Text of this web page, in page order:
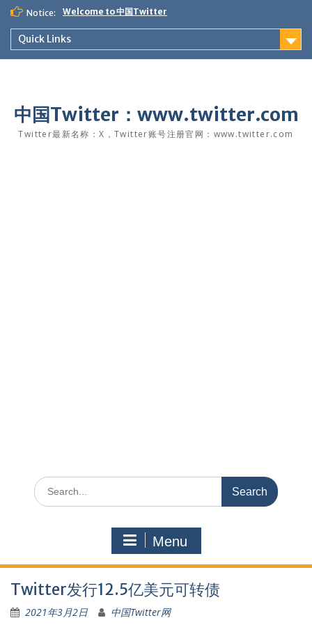
Skip
content
Notice: Welcome to 中国Twitter
Quick Links
中国Twitter：www.twitter.com
Twitter最新名称：X，Twitter账号注册官网：www.twitter.com
Search
for:
Menu
Twitter发行12.5亿美元可转债
2021年3月2日 中国Twitter网